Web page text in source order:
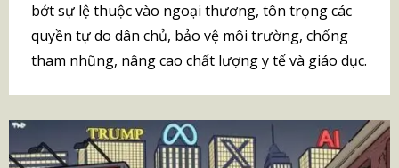
bớt sự lệ thuộc vào ngoại thương, tôn trọng các
quyền tự do dân chủ, bảo vệ môi trường, chống
tham nhũng, nâng cao chất lượng y tế và giáo dục.